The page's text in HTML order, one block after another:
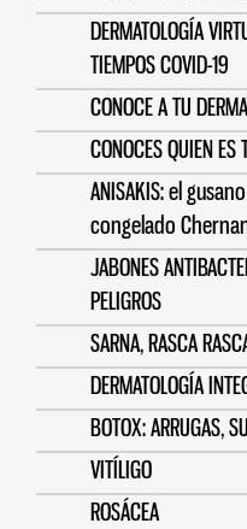
DERMATOLOGÍA
TIEMPOS COVID-19
CONOCE A TU
CONOCES QUIEN
ANISAKIS: el
congelado
JABONES
PELIGROS
SARNA, RASCA
DERMATOLOGÍA
BOTOX: ARRUGAS,
VITÍLIGO
ROSÁCEA